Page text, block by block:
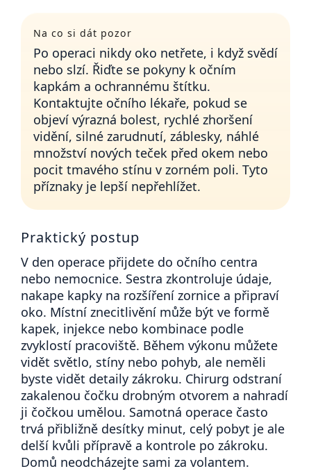
Na co si dát pozor
Po operaci nikdy oko netřete, i když svědí
nebo slzí. Řiďte se pokyny k očním
kapkám a ochrannému štítku.
Kontaktujte očního lékaře, pokud se
objeví výrazná bolest, rychlé zhoršení
vidění, silné zarudnutí, záblesky, náhlé
množství nových teček před okem nebo
pocit tmavého stínu v zorném poli. Tyto
příznaky je lepší nepřehlížet.
Praktický postup
V den operace přijdete do očního centra
nebo nemocnice. Sestra zkontroluje údaje,
nakape kapky na rozšíření zornice a připraví
oko. Místní znecitlivění může být ve formě
kapek, injekce nebo kombinace podle
zvyklostí pracoviště. Během výkonu můžete
vidět světlo, stíny nebo pohyb, ale neměli
byste vidět detaily zákroku. Chirurg odstraní
zakalenou čočku drobným otvorem a nahradí
ji čočkou umělou. Samotná operace často
trvá přibližně desítky minut, celý pobyt je ale
delší kvůli přípravě a kontrole po zákroku.
Domů neodcházejte sami za volantem.